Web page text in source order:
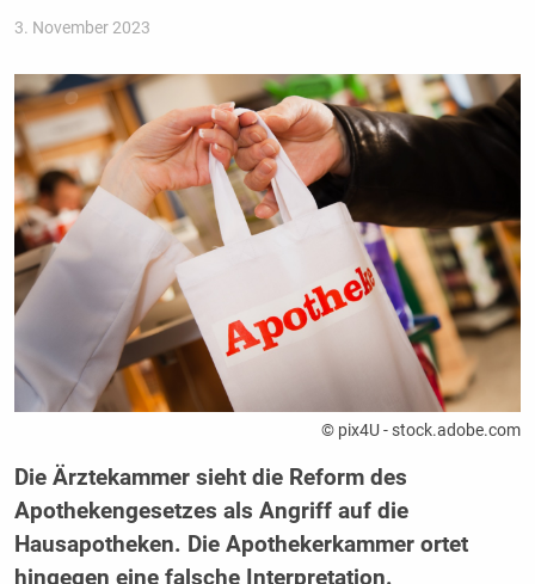
3. November 2023
© pix4U - stock.adobe.com
Die Ärztekammer sieht die Reform des
Apothekengesetzes als Angriff auf die
Hausapotheken. Die Apothekerkammer ortet
hingegen eine falsche Interpretation.